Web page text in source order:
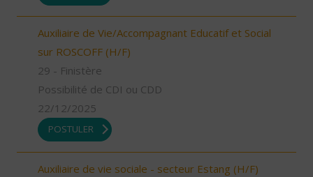
Auxiliaire de Vie/Accompagnant Educatif et Social
sur ROSCOFF (H/F)
29 - Finistère
Possibilité de CDI ou CDD
22/12/2025
POSTULER
Auxiliaire de vie sociale - secteur Estang (H/F)